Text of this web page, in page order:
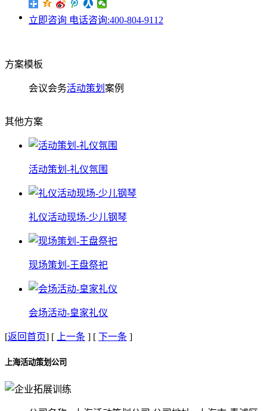
立即咨询 电话咨询:400-804-9112
方案模板
会议会务活动策划 案例
其他方案
活动策划-礼仪氛围
礼仪活动现场-少儿钢琴
现场策划-王盘祭祀
会场活动-皇家礼仪
[返回首页] [ 上一条 ] [ 下一条 ]
上海活动策划公司